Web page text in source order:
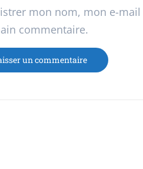
mon nom, mon e-
commentaire.